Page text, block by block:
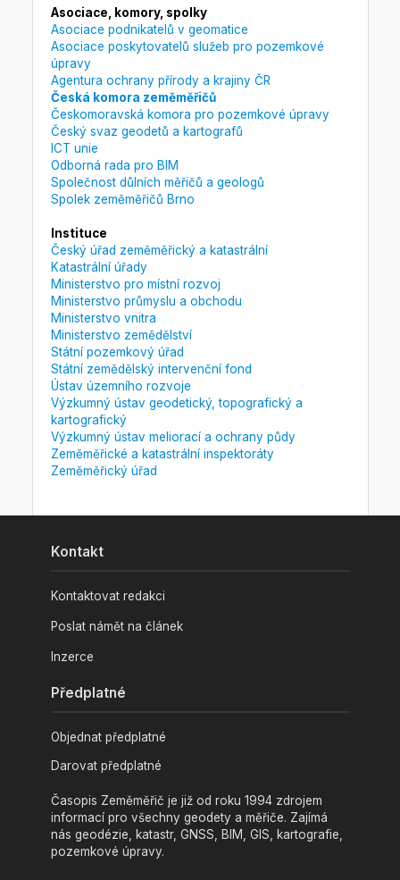
Asociace, komory, spolky
Asociace podnikatelů v geomatice
Asociace poskytovatelů služeb pro pozemkové
úpravy
Agentura ochrany přírody a krajiny ČR
Česká komora zeměměřičů
Českomoravská komora pro pozemkové úpravy
Český svaz geodetů a kartografů
ICT unie
Odborná rada pro BIM
Společnost důlních měřičů a geologů
Spolek zeměměřičů Brno
Instituce
Český úřad zeměměřický a katastrální
Katastrální úřady
Ministerstvo pro místní rozvoj
Ministerstvo průmyslu a obchodu
Ministerstvo vnitra
Ministerstvo zemědělství
Státní pozemkový úřad
Státní zemědělský intervenční fond
Ústav územního rozvoje
Výzkumný ústav geodetický, topografický a
kartografický
Výzkumný ústav meliorací a ochrany půdy
Zeměměřické a katastrální inspektoráty
Zeměměřický úřad
Kontakt
Kontaktovat redakci
Poslat námět na článek
Inzerce
Předplatné
Objednat předplatné
Darovat předplatné
Časopis Zeměměřič je již od roku 1994 zdrojem
informací pro všechny geodety a měřiče. Zajímá
nás geodézie, katastr, GNSS, BIM, GIS, kartografie,
pozemkové úpravy.